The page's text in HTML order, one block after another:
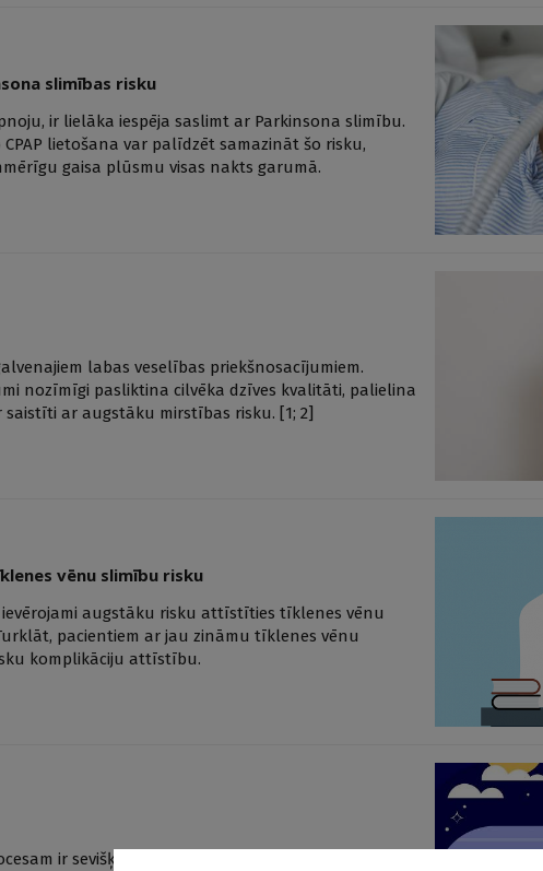
slimības risku
ir lielāka iespēja saslimt ar Parkinsona slimību.
lietošana var palīdzēt samazināt šo risku,
gaisa plūsmu visas nakts garumā.
labas veselības priekšnosacījumiem.
nozīmīgi pasliktina cilvēka dzīves kvalitāti, palielina
ar augstāku mirstības risku. [1; 2]
vēnu slimību risku
augstāku risku attīstīties tīklenes vēnu
pacientiem ar jau zināmu tīklenes vēnu
komplikāciju attīstību.
ir sevišķi svarīga loma organisma normālā